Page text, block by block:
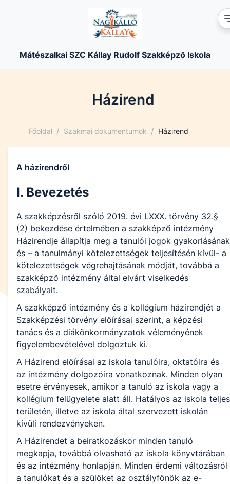
Mátészalkai SZC Kállay Rudolf Szakképző Iskola
Házirend
Főoldal / Szakmai dokumentumok / Házirend
A házirendről
I. Bevezetés
A szakképzésről szóló 2019. évi LXXX. törvény 32.§
(2) bekezdése értelmében a szakképző intézmény
Házirendje állapítja meg a tanulói jogok gyakorlásának
és – a tanulmányi kötelezettségek teljesítésén kívül- a
kötelezettségek végrehajtásának módját, továbbá a
szakképző intézmény által elvárt viselkedés
szabályait.
A szakképző intézmény és a kollégium házirendjét a
Szakképzési törvény előírásai szerint, a képzési
tanács és a diákönkormányzatok véleményének
figyelembevételével dolgoztuk ki.
A Házirend előírásai az iskola tanulóira, oktatóira és
az intézmény dolgozóira vonatkoznak. Minden olyan
esetre érvényesek, amikor a tanuló az iskola vagy a
kollégium felügyelete alatt áll. Hatályos az iskola teljes
területén, illetve az iskola által szervezett iskolán
kívüli rendezvényeken.
A Házirendet a beiratkozáskor minden tanuló
megkapja, továbbá olvasható az iskola könyvtárában
és az intézmény honlapján. Minden érdemi változásról
a tanulókat és a szülőket az osztályfőnök az e-